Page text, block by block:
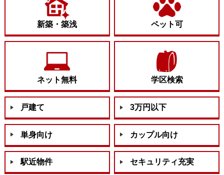
新築・築浅 ペット可
ネット無料 学区検索
戸建て 3万円以下
単身向け カップル向け
駅近物件 セキュリティ充実